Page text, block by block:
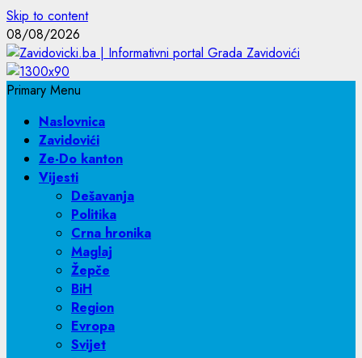
Skip to content
08/08/2026
Primary Menu
Naslovnica
Zavidovići
Ze-Do kanton
Vijesti
Dešavanja
Politika
Crna hronika
Maglaj
Žepče
BiH
Region
Evropa
Svijet